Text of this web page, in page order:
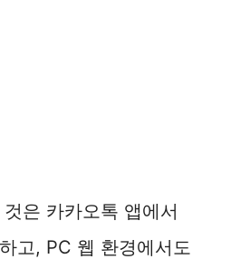
은 카카오톡 앱에서
고, PC 웹 환경에서도